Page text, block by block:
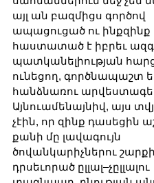
այլ ան բազմիցս գործով
ապացուցած ու ինքզինք
հաստատած է իբրեւ
պատկանելիության
ունեցող, գործնապաշտ
հանձնառու
Այնուամենայնիվ, այս
չէին, որ զինք դասեցին
քանի մը լավագույն
ծովանկարիչներու
դրսեւորած ըլլալ–չըլլալու